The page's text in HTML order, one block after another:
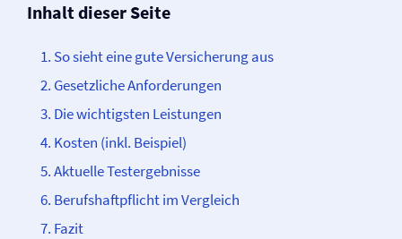
Inhalt dieser Seite
So sieht eine gute Versicherung aus
Gesetzliche Anforderungen
Die wichtigsten Leistungen
Kosten (inkl. Beispiel)
Aktuelle Testergebnisse
Berufs­­haftpflicht im Vergleich
Fazit